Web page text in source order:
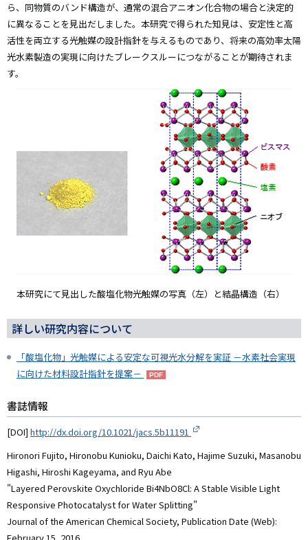
ら、同物質のバンド構造が、通常の混合アニオン化合物の場合と決定的
に異なることを見出だしました。本研究で得られた知見は、安定性と高
活性を両立する光触媒の設計指針を与えるものであり、将来の高効率太陽
光水素製造の実現に向けたブレークスルーにつながることが期待されま
す。
本研究にて見出した酸塩化物光触媒の写真（左）と結晶構造（右）
詳しい研究内容について
「酸塩化物」光触媒による安定な可視光水分解を実証 －水素社会実現
に向けた材料設計指針を提案－
書誌情報
[DOI] http://dx.doi.org/10.1021/jacs.5b11191
Hironori Fujito, Hironobu Kunioku, Daichi Kato, Hajime Suzuki, Masanobu
Higashi, Hiroshi Kageyama, and Ryu Abe
"Layered Perovskite Oxychloride Bi4NbO8Cl: A Stable Visible Light
Responsive Photocatalyst for Water Splitting"
Journal of the American Chemical Society, Publication Date (Web):